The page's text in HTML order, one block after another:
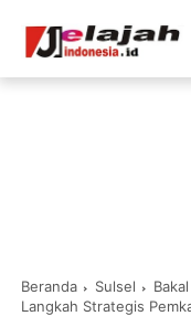
Beranda Sulsel
Langkah Strategis